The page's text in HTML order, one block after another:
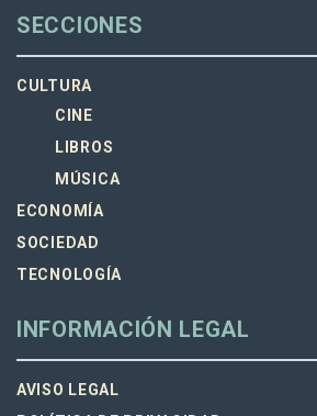
SECCIONES
CULTURA
CINE
LIBROS
MÚSICA
ECONOMÍA
SOCIEDAD
TECNOLOGÍA
INFORMACIÓN LEGAL
AVISO LEGAL